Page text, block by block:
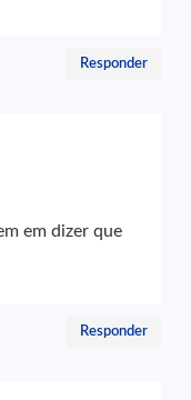
Responder
em dizer que
Responder